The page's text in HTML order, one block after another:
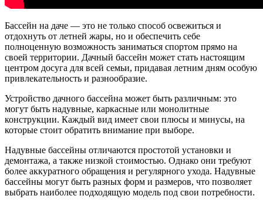
Бассейн на даче — это не только способ освежиться и
отдохнуть от летней жары, но и обеспечить себе
полноценную возможность заниматься спортом прямо на
своей территории. Дачный бассейн может стать настоящим
центром досуга для всей семьи, придавая летним дням особую
привлекательность и разнообразие.
Устройство дачного бассейна может быть различным: это
могут быть надувные, каркасные или монолитные
конструкции. Каждый вид имеет свои плюсы и минусы, на
которые стоит обратить внимание при выборе.
Надувные бассейны отличаются простотой установки и
демонтажа, а также низкой стоимостью. Однако они требуют
более аккуратного обращения и регулярного ухода. Надувные
бассейны могут быть разных форм и размеров, что позволяет
выбрать наиболее подходящую модель под свои потребности.